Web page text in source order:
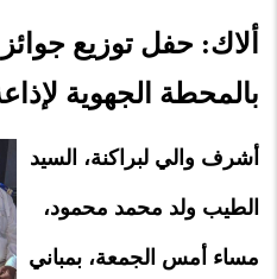
ألاك: حفل توزيع
بالمحطة الجهوية
أشرف والي لبراكنة، السيد
الطيب ولد محمد محمود،
مساء أمس الجمعة، بمباني